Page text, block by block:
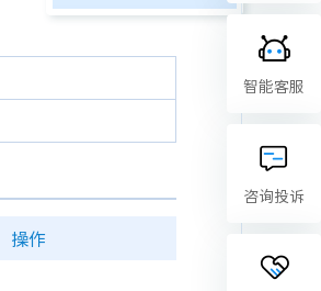
操作
智能客服
咨询投诉